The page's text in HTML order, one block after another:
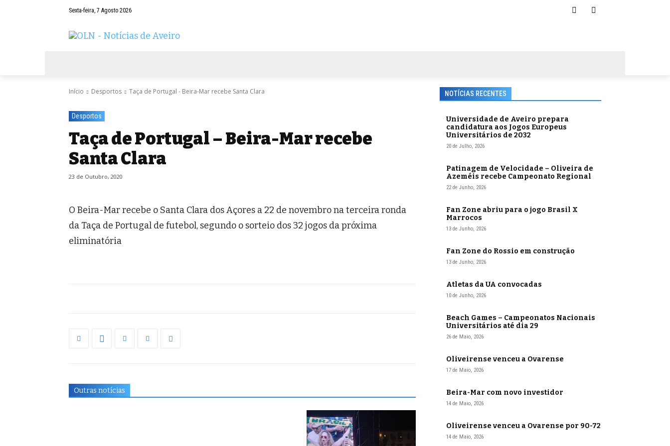
Sexta-feira, 7 Agosto 2026
Início Desportos Taça de Portugal - Beira-Mar recebe Santa Clara
Desportos
Taça de Portugal – Beira-Mar recebe
Santa Clara
23 de Outubro, 2020
O Beira-Mar recebe o Santa Clara dos Açores a 22 de novembro na terceira ronda
da Taça de Portugal de futebol, segundo o sorteio dos 32 jogos da próxima
eliminatória
Outras notícias
NOTÍCIAS RECENTES
Universidade de Aveiro prepara
candidatura aos Jogos Europeus
Universitários de 2032
20 de Julho, 2026
Patinagem de Velocidade – Oliveira de
Azeméis recebe Campeonato Regional
22 de Junho, 2026
Fan Zone abriu para o jogo Brasil X
Marrocos
13 de Junho, 2026
Fan Zone do Rossio em construção
13 de Junho, 2026
Atletas da UA convocadas
10 de Junho, 2026
Beach Games – Campeonatos Nacionais
Universitários até dia 29
26 de Maio, 2026
Oliveirense venceu a Ovarense
17 de Maio, 2026
Beira-Mar com novo investidor
14 de Maio, 2026
Oliveirense venceu a Ovarense por 90-72
14 de Maio, 2026